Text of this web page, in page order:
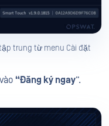
trung từ menu Cài đặt
“Đăng ký ngay”.